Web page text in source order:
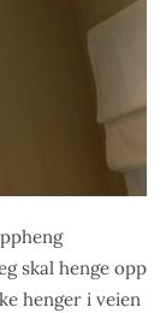
skal henge opp
henger i veien